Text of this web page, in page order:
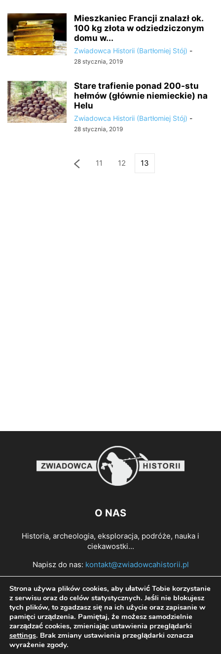
Mieszkaniec Francji znalazł ok.
100 kg złota w odziedziczonym
domu w...
Zwiadowca Historii (Bartłomiej Stój) -
28 stycznia, 2019
Stare trafienie ponad 200-stu
hełmów (głównie niemieckie) na
Helu
Zwiadowca Historii (Bartłomiej Stój) -
28 stycznia, 2019
11 12 13
O NAS
Historia, archeologia, eksploracja, podróże, nauka i
ciekawostki...
Napisz do nas: kontakt@zwiadowcahistorii.pl
PODĄŻAJ ZA NAMI
Strona używa plików cookies, aby ułatwić Tobie korzystanie
z serwisu oraz do celów statystycznych. Jeśli nie blokujesz
tych plików, to zgadzasz się na ich użycie oraz zapisanie w
pamięci urządzenia. Pamiętaj, że możesz samodzielnie
zarządzać cookies, zmieniając ustawienia przeglądarki
settings. Brak zmiany ustawienia przeglądarki oznacza
wyrażenie zgody.